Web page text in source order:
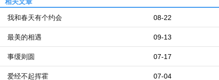
08-22
我和春天有个约会
09-13
最美的相遇
07-17
事缓则圆
07-04
爱经不起挥霍